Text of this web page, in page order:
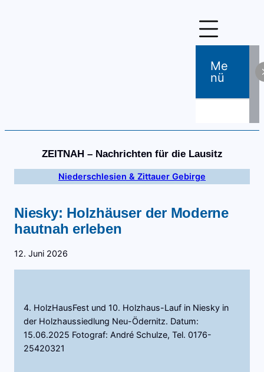
Me
Nü
ZEITNAH – Nachrichten für die Lausitz
Niederschlesien & Zittauer Gebirge
Niesky: Holzhäuser der Moderne
hautnah erleben
12. Juni 2026
4. HolzHausFest und 10. Holzhaus-Lauf in Niesky in
der Holzhaussiedlung Neu-Ödernitz. Datum:
15.06.2025 Fotograf: André Schulze, Tel. 0176-
25420321